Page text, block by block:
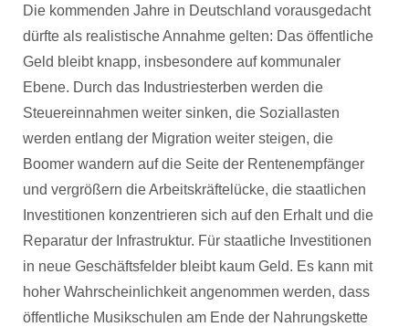
Die kommenden Jahre in Deutschland vorausgedacht
dürfte als realistische Annahme gelten: Das öffentliche
Geld bleibt knapp, insbesondere auf kommunaler
Ebene. Durch das Industriesterben werden die
Steuereinnahmen weiter sinken, die Soziallasten
werden entlang der Migration weiter steigen, die
Boomer wandern auf die Seite der Rentenempfänger
und vergrößern die Arbeitskräftelücke, die staatlichen
Investitionen konzentrieren sich auf den Erhalt und die
Reparatur der Infrastruktur. Für staatliche Investitionen
in neue Geschäftsfelder bleibt kaum Geld. Es kann mit
hoher Wahrscheinlichkeit angenommen werden, dass
öffentliche Musikschulen am Ende der Nahrungskette